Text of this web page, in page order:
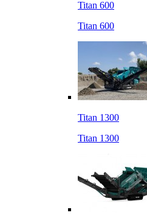
Titan 600
Titan 600
Titan 1300
Titan 1300